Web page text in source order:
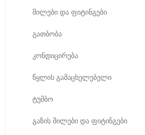
მილები და ფიტინგები
გათბობა
კონდიცირება
წყლის გამაცხელებელი
ტუმბო
გაზის მილები და ფიტინგები